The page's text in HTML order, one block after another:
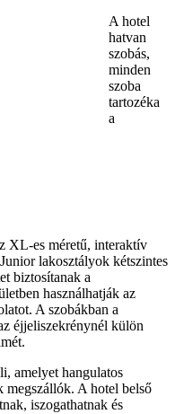
A hotel
hatvan
szobás,
minden
szoba
tartozéka
a
XL-es méretű, interaktív
lakosztályok kétszintes
biztosítanak a
használhatják az
A szobákban a
éjjeliszekrénynél külön
amelyet hangulatos
megszállók. A hotel belső
iszogathatnak és